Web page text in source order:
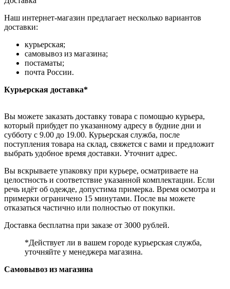
Наш интернет-магазин предлагает несколько вариантов
доставки:
курьерская;
самовывоз из магазина;
постаматы;
почта России.
Курьерская доставка*
Вы можете заказать доставку товара с помощью курьера,
который прибудет по указанному адресу в будние дни и
субботу с 9.00 до 19.00. Курьерская служба, после
поступления товара на склад, свяжется с вами и предложит
выбрать удобное время доставки. Уточнит адрес.
Вы вскрываете упаковку при курьере, осматриваете на
целостность и соответствие указанной комплектации. Если
речь идёт об одежде, допустима примерка. Время осмотра и
примерки ограничено 15 минутами. После вы можете
отказаться частично или полностью от покупки.
Доставка бесплатна при заказе от 3000 рублей.
*Действует ли в вашем городе курьерская служба,
уточняйте у менеджера магазина.
Самовывоз из магазина